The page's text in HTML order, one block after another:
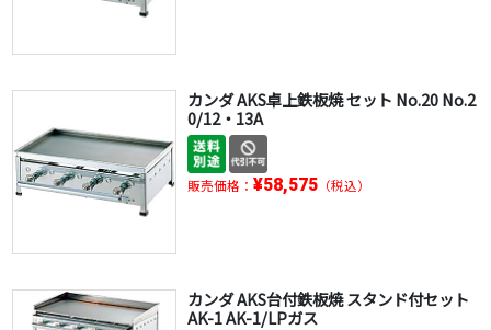
カンダ AKS卓上鉄板焼 セット No.20 No.2
0/12・13A
販売価格： ¥58,575（税込）
カンダ AKS台付鉄板焼 スタンド付セット
AK-1 AK-1/LPガス